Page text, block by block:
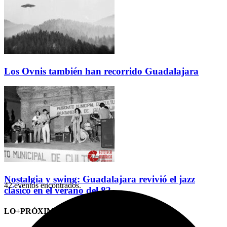
Los Ovnis también han recorrido Guadalajara
Nostalgia y swing: Guadalajara revivió el jazz
clásico en el verano del 82
LO+PRÓXIMO (CITAS)
42 eventos encontrados.